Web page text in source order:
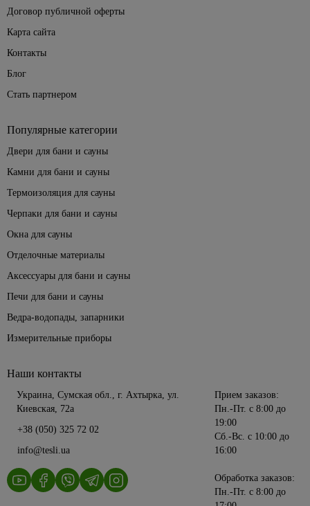
Договор публичной оферты
Карта сайта
Контакты
Блог
Cтать партнером
Популярные категории
Двери для бани и сауны
Камни для бани и сауны
Термоизоляция для сауны
Черпаки для бани и сауны
Окна для сауны
Отделочные материалы
Аксессуары для бани и сауны
Печи для бани и сауны
Ведра-водопады, запарники
Измерительные приборы
Наши контакты
Украина, Сумская обл., г. Ахтырка, ул.
Киевская, 72а
+38 (050) 325 72 02
info@tesli.ua
Прием заказов:
Пн.-Пт. с 8:00 до
19:00
Сб.-Вс. с 10:00 до
16:00
Обработка заказов:
Пн.-Пт. с 8:00 до